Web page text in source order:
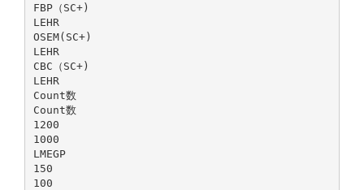
FBP（SC+)
LEHR
OSEM(SC+)
LEHR
CBC（SC+)
LEHR
Count数
Count数
1200
1000
LMEGP
150
100